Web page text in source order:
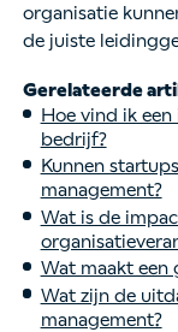
organisatie
de juiste
Gerelateerde
Hoe vind ik
bedrijf?
Kunnen
management?
Wat is de
Wat maakt een
Wat zijn de
management?